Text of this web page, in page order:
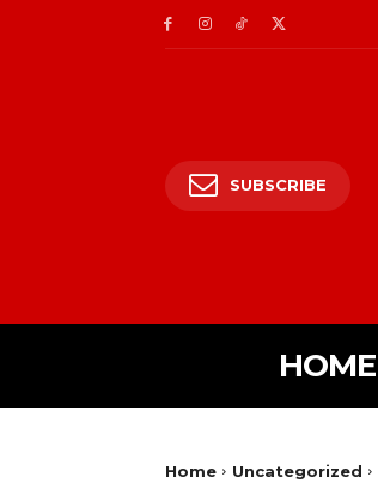
SUBSCRIBE
HOME
Home Uncategorized